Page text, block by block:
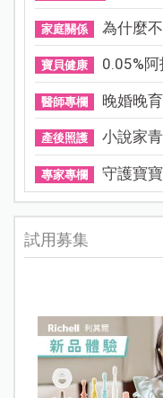
家庭關係 為什麼
寶貝健康 0.05%
醫師專欄 晚婚晚
產後照護 小說家
專家專欄 守護寶
試用募集